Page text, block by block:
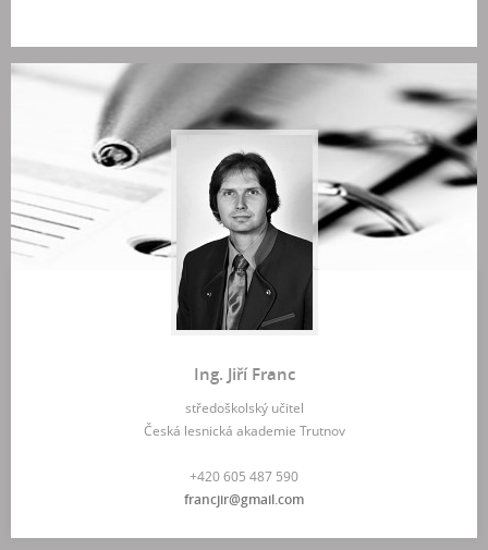
Ing. Jiří Franc
středoškolský učitel
Česká lesnická akademie Trutnov
+420 605 487 590
francjir@gmail.com